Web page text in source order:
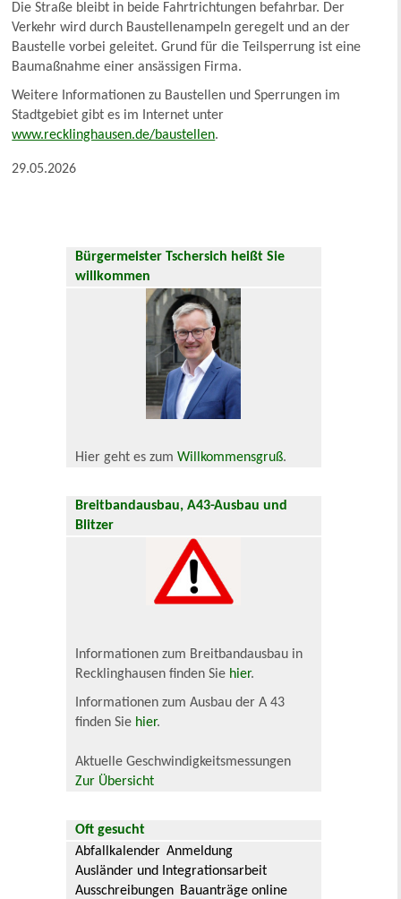
Die Straße bleibt in beide Fahrtrichtungen befahrbar. Der
Verkehr wird durch Baustellenampeln geregelt und an der
Baustelle vorbei geleitet. Grund für die Teilsperrung ist eine
Baumaßnahme einer ansässigen Firma.
Weitere Informationen zu Baustellen und Sperrungen im
Stadtgebiet gibt es im Internet unter
www.recklinghausen.de/baustellen.
29.05.2026
Bürgermeister Tschersich heißt Sie
willkommen
Hier geht es zumWillkommensgruß.
Breitbandausbau, A43-Ausbau und
Blitzer
Informationen zum Breitbandausbau in
Recklinghausen finden Sie hier.
Informationen zum Ausbau der A 43
finden Sie hier.
Aktuelle Geschwindigkeitsmessungen
Zur Übersicht
Oft gesucht
Abfallkalender Anmeldung
Ausländer und Integrationsarbeit
Ausschreibungen Bauanträge online